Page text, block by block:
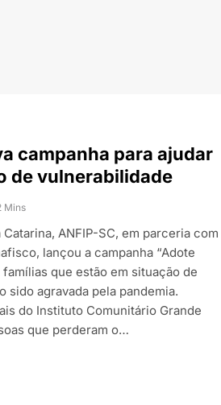
campanha para ajudar
de vulnerabilidade
Mins
ANFIP-SC, em parceria com
lançou a campanha “Adote
que estão em situação de
sido agravada pela pandemia.
do Instituto Comunitário Grande
que perderam o…